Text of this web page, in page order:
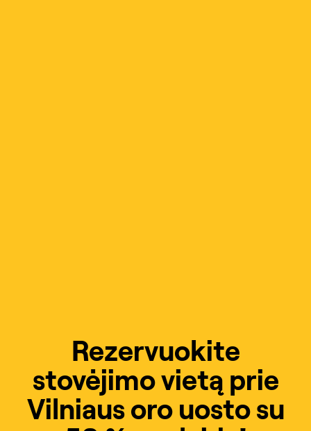
Rezervuokite
stovėjimo vietą prie
Vilniaus oro uosto su